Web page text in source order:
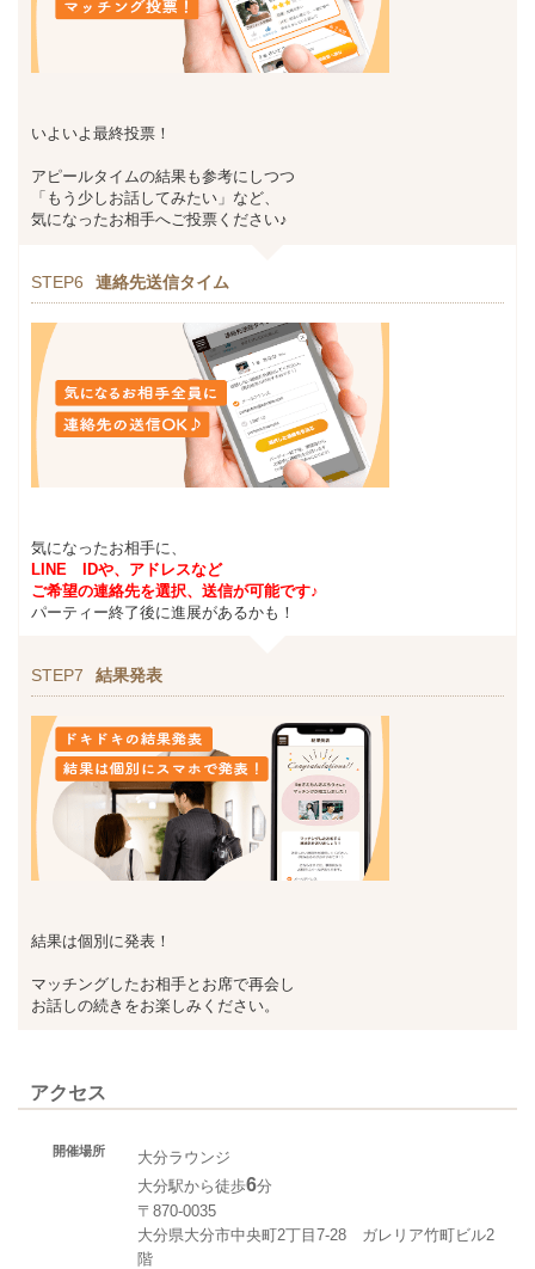
いよいよ最終投票！
アピールタイムの結果も参考にしつつ
「もう少しお話してみたい」など、
気になったお相手へご投票ください♪
STEP6 連絡先送信タイム
気になったお相手に、
LINE IDや、アドレスなど
ご希望の連絡先を選択、送信が可能です♪
パーティー終了後に進展があるかも！
STEP7 結果発表
結果は個別に発表！
マッチングしたお相手とお席で再会し
お話しの続きをお楽しみください。
アクセス
開催場所
大分ラウンジ
大分駅から徒歩6分
〒870-0035
大分県大分市中央町2丁目7-28 ガレリア竹町ビル2
階